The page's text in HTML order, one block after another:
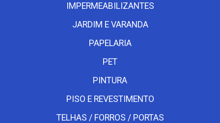
IMPERMEABILIZANTES
JARDIM E VARANDA
PAPELARIA
PET
PINTURA
PISO E REVESTIMENTO
TELHAS / FORROS / PORTAS